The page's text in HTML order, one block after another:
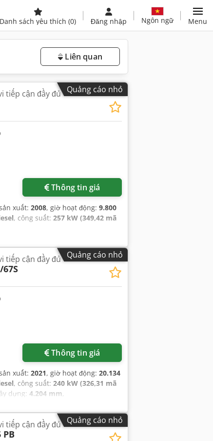
Danh sách yêu thích (0) Đăng nhập Ngôn ngữ Menu
Liên quan
Quảng cáo nhỏ
tiếp cận đầy đủ
Thông tin giá
xuất: 2008, giờ hoạt động: 9.800
, công suất: 257 kW (349,42 mã
Quảng cáo nhỏ
tiếp cận đầy đủ
67S
Thông tin giá
xuất: 2021, giờ hoạt động: 20.134
, công suất: 240 kW (326,31 mã
dựng: 4.204 mm,
Quảng cáo nhỏ
tiếp cận đầy đủ
PB